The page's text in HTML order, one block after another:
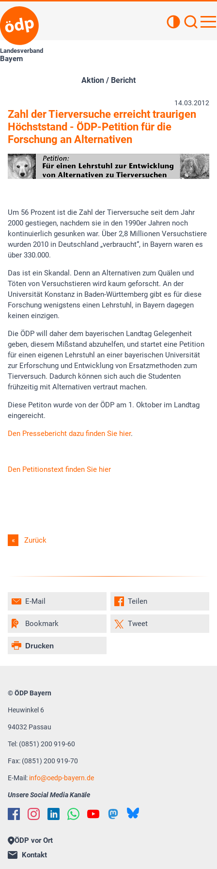
Landesverband
Bayern
Aktion / Bericht
14.03.2012
Zahl der Tierversuche erreicht traurigen
Höchststand - ÖDP-Petition für die
Forschung an Alternativen
Um 56 Prozent ist die Zahl der Tierversuche seit dem Jahr
2000 gestiegen, nachdem sie in den 1990er Jahren noch
kontinuierlich gesunken war. Über 2,8 Millionen Versuchstiere
wurden 2010 in Deutschland „verbraucht“, in Bayern waren es
über 330.000.
Das ist ein Skandal. Denn an Alternativen zum Quälen und
Töten von Versuchstieren wird kaum geforscht. An der
Universität Konstanz in Baden-Württemberg gibt es für diese
Forschung wenigstens einen Lehrstuhl, in Bayern dagegen
keinen einzigen.
Die ÖDP will daher dem bayerischen Landtag Gelegenheit
geben, diesem Mißstand abzuhelfen, und startet eine Petition
für einen eigenen Lehrstuhl an einer bayerischen Universität
zur Erforschung und Entwicklung von Ersatzmethoden zum
Tierversuch. Dadurch können sich auch die Studenten
frühzeitig mit Alternativen vertraut machen.
Diese Petiton wurde von der ÖDP am 1. Oktober im Landtag
eingereicht.
Den Pressebericht dazu finden Sie hier.
Den Petitionstext finden Sie hier
Zurück
Teilen
Tweet
E-Mail
Bookmark
Drucken
© ÖDP Bayern
Heuwinkel 6
94032 Passau
Tel: (0851) 200 919-60
Fax: (0851) 200 919-70
E-Mail: info oedp-bayern.de
Unsere Social Media Kanäle
ÖDP vor Ort
Kontakt